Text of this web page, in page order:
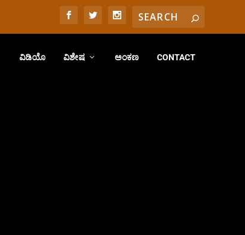
ವಿಡಿಯೊ ವಿಶೇಷ ಅಂಕಣ CONTACT